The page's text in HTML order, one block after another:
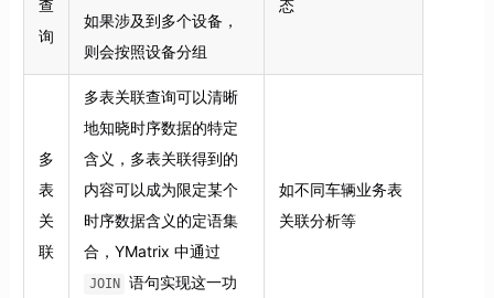
查
询
如果涉及到多个设备，
则会按照设备分组
态
多
表
关
联
多表关联查询可以清晰
地知晓时序数据的特定
含义，多表关联得到的
内容可以成为限定某个
时序数据含义的定语集
合，YMatrix 中通过
JOIN
语句实现这一功
如不同车辆业务表
关联分析等